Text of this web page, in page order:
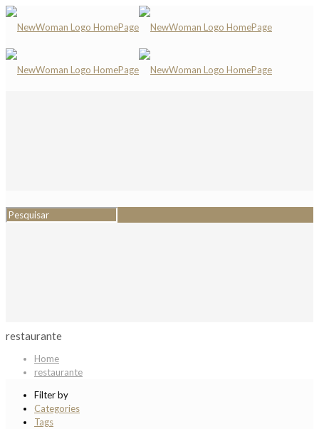
restaurante
Home
restaurante
Filter by
Categories
Tags